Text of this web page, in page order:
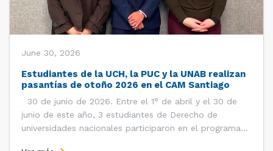
June 30, 2026
Estudiantes de la UCH, la PUC y la UNAB realizan
pasantías de otoño 2026 en el CAM Santiago
30 de junio de 2026. Entre el 1° de abril y el 30 de
junio de este año, 3 estudiantes de Derecho de
universidades nacionales participaron en el programa